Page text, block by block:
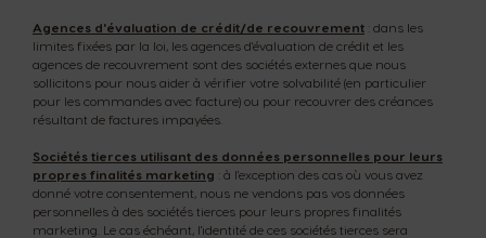
Agences d'évaluation de crédit/de recouvrement : dans les
limites fixées par la loi, les agences d'évaluation de crédit et les
agences de recouvrement sont des sociétés externes que nous
sollicitons pour nous aider à vérifier votre solvabilité (en particulier
pour les commandes avec facture) ou pour recouvrer des créances
résultant de factures impayées.
Sociétés tierces utilisant des données personnelles pour leurs
propres finalités marketing : à l'exception des cas où vous avez
donné votre consentement, nous ne vendons pas vos données
personnelles à des sociétés tierces pour leurs propres finalités
marketing. Le cas échéant, l'identité de ces sociétés tierces sera